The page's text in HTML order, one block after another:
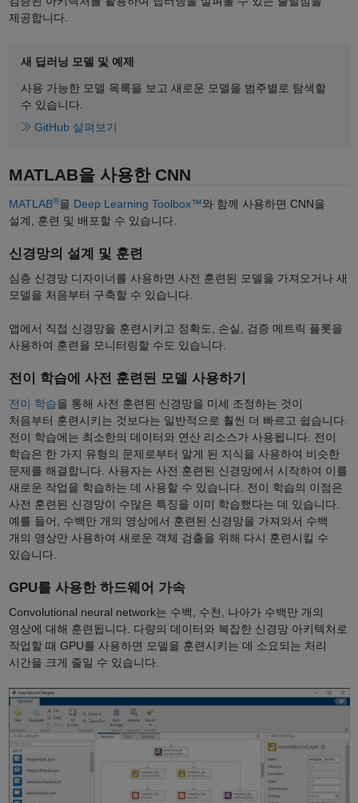
제공합니다.
새 딥러닝 모델 및 예제
사용 가능한 모델 목록을 보고 새로운 모델을 범주별로 탐색할
수 있습니다.
GitHub 살펴보기
MATLAB을 사용한 CNN
MATLAB®을 Deep Learning Toolbox™와 함께 사용하면 CNN을
설계, 훈련 및 배포할 수 있습니다.
신경망의 설계 및 훈련
심층 신경망 디자이너를 사용하면 사전 훈련된 모델을 가져오거나 새
모델을 처음부터 구축할 수 있습니다.
앱에서 직접 신경망을 훈련시키고 정확도, 손실, 검증 메트릭 플롯을
사용하여 훈련을 모니터링할 수도 있습니다.
전이 학습에 사전 훈련된 모델 사용하기
전이 학습을 통해 사전 훈련된 신경망을 미세 조정하는 것이
처음부터 훈련시키는 것보다는 일반적으로 훨씬 더 빠르고 쉽습니다.
전이 학습에는 최소한의 데이터와 연산 리소스가 사용됩니다. 전이
학습은 한 가지 유형의 문제로부터 알게 된 지식을 사용하여 비슷한
문제를 해결합니다. 사용자는 사전 훈련된 신경망에서 시작하여 이를
새로운 작업을 학습하는 데 사용할 수 있습니다. 전이 학습의 이점은
사전 훈련된 신경망이 수많은 특징을 이미 학습했다는 데 있습니다.
예를 들어, 수백만 개의 영상에서 훈련된 신경망을 가져와서 수백
개의 영상만 사용하여 새로운 객체 검출을 위해 다시 훈련시킬 수
있습니다.
GPU를 사용한 하드웨어 가속
Convolutional neural network는 수백, 수천, 나아가 수백만 개의
영상에 대해 훈련됩니다. 다량의 데이터와 복잡한 신경망 아키텍처로
작업할 때 GPU를 사용하면 모델을 훈련시키는 데 소요되는 처리
시간을 크게 줄일 수 있습니다.